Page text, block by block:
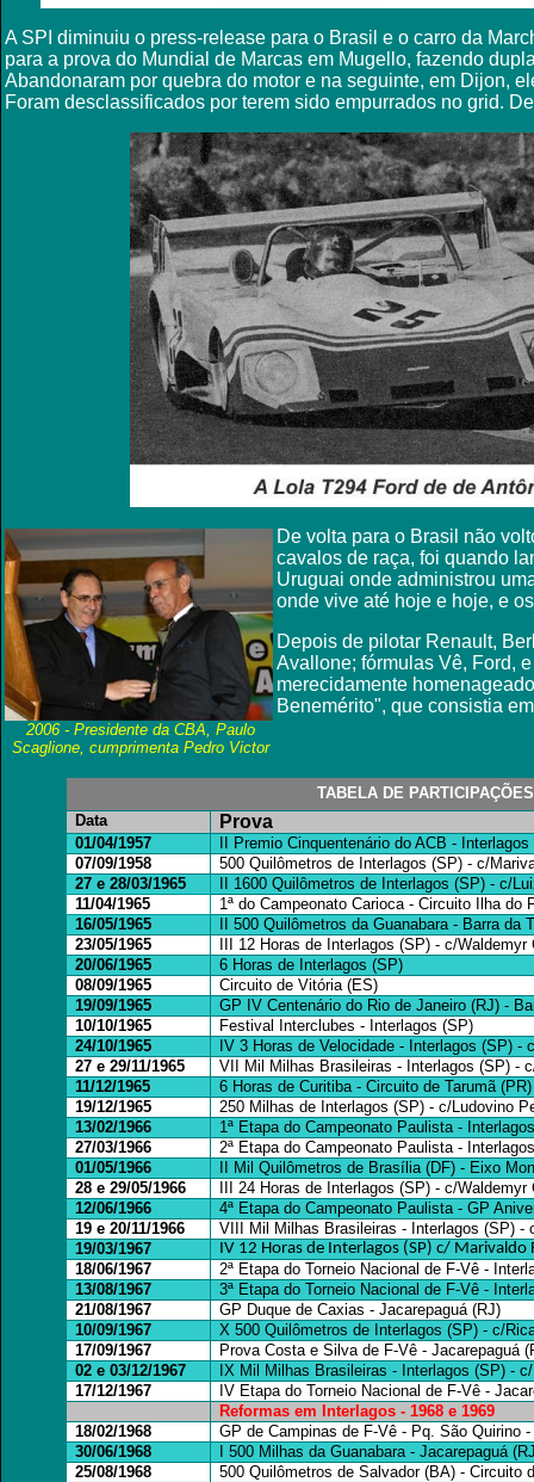
A SPI diminuiu o press-release para o Brasil e o carro da
para a prova do Mundial de Marcas em Mugello, fazendo
Abandonaram por quebra do motor e na seguinte, em Dijon,
Foram desclassificados por terem sido empurrados no grid.
2006 - Presidente da CBA, Paulo
Scaglione, cumprimenta Pedro Victor
De volta para o Brasil não
cavalos de raça, foi quando
Uruguai onde administrou
onde vive até hoje e hoje, e
Depois de pilotar Renault,
Avallone; fórmulas Vê, Ford,
merecidamente
Benemérito", que consistia
TABELA DE
Data
Prova
01/04/1957
II Premio Cinquentenário do ACB -
07/09/1958
500 Quilômetros de Interlagos (SP) - c/
27 e 28/03/1965
II 1600 Quilômetros de Interlagos (SP) - c/
11/04/1965
1ª do Campeonato Carioca - Circuito Ilha do
16/05/1965
II 500 Quilômetros da Guanabara - Barra
23/05/1965
III 12 Horas de Interlagos (SP) - c/Waldemyr
20/06/1965
6 Horas de Interlagos (SP)
08/09/1965
Circuito de Vitória (ES)
19/09/1965
GP IV Centenário do Rio de Janeiro (RJ) -
10/10/1965
Festival Interclubes - Interlagos (SP)
24/10/1965
IV 3 Horas de Velocidade - Interlagos (SP) -
27 e 29/11/1965
VII Mil Milhas Brasileiras - Interlagos (SP) -
11/12/1965
6 Horas de Curitiba - Circuito de Tarumã
19/12/1965
250 Milhas de Interlagos (SP) - c/Ludovino
13/02/1966
1ª Etapa do Campeonato Paulista -
27/03/1966
2ª Etapa do Campeonato Paulista -
01/05/1966
II Mil Quilômetros de Brasília (DF) - Eixo
28 e 29/05/1966
III 24 Horas de Interlagos (SP) - c/Waldemyr
12/06/1966
4ª Etapa do Campeonato Paulista - GP
19 e 20/11/1966
VIII Mil Milhas Brasileiras - Interlagos (SP) -
19/03/1967
IV 12 Horas de Interlagos (SP) c/ Marivaldo
18/06/1967
2ª Etapa do Torneio Nacional de F-Vê -
13/08/1967
3ª Etapa do Torneio Nacional de F-Vê -
21/08/1967
GP Duque de Caxias - Jacarepaguá (RJ)
10/09/1967
X 500 Quilômetros de Interlagos (SP) - c/
17/09/1967
Prova Costa e Silva de F-Vê - Jacarepaguá
02 e 03/12/1967
IX Mil Milhas Brasileiras - Interlagos (SP) -
17/12/1967
IV Etapa do Torneio Nacional de F-Vê -
Reformas em Interlagos - 1968 e 1969
18/02/1968
GP de Campinas de F-Vê - Pq. São Quirino
30/06/1968
I 500 Milhas da Guanabara - Jacarepaguá
25/08/1968
500 Quilômetros de Salvador (BA) - Circuito